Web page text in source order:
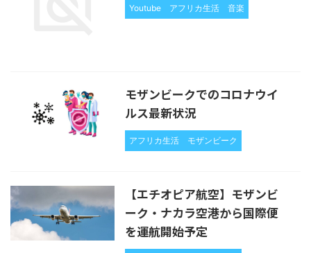
Youtube アフリカ生活 音楽
モザンビークでのコロナウイ
ルス最新状況
アフリカ生活 モザンビーク
【エチオピア航空】モザンビ
ーク・ナカラ空港から国際便
を運航開始予定